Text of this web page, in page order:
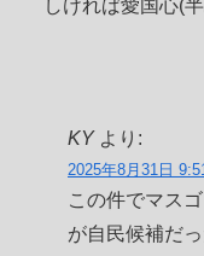
しければ愛国心(
KY より:
2025年8月31日
この件でマス
が自民候補だ